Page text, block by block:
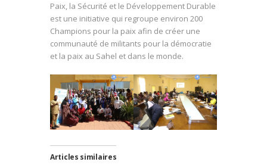
Paix, la Sécurité et le Développement Durable
est une initiative qui regroupe environ 200
Champions pour la paix afin de créer une
communauté de militants pour la démocratie
et la paix au Sahel et dans le monde.
Articles similaires